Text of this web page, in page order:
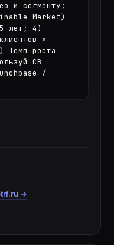
и сегменту;
Market) —
5 лет; 4)
×
Темп роста
CB
/
→